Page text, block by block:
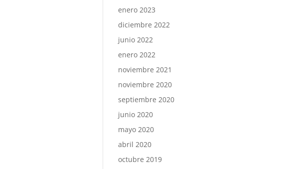
enero 2023
diciembre 2022
junio 2022
enero 2022
noviembre 2021
noviembre 2020
septiembre 2020
junio 2020
mayo 2020
abril 2020
octubre 2019